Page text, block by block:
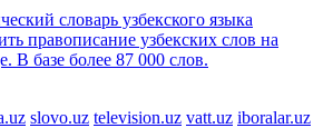
словарь узбекского языка
правописание узбекских слов на
В базе более 87 000 слов.
slovo.uz television.uz vatt.uz iboralar.uz